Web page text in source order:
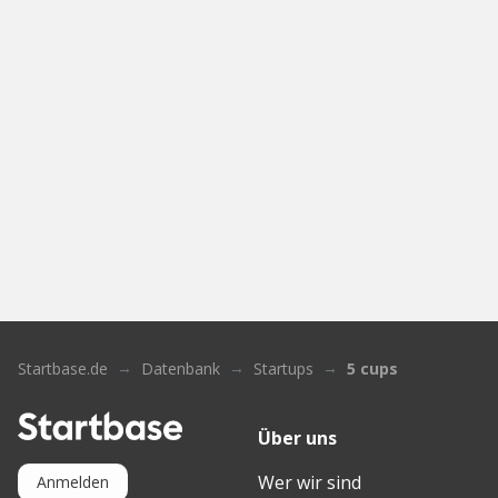
Startbase.de Datenbank Startups 5 cups
Anmelden
Über uns
Wer wir sind